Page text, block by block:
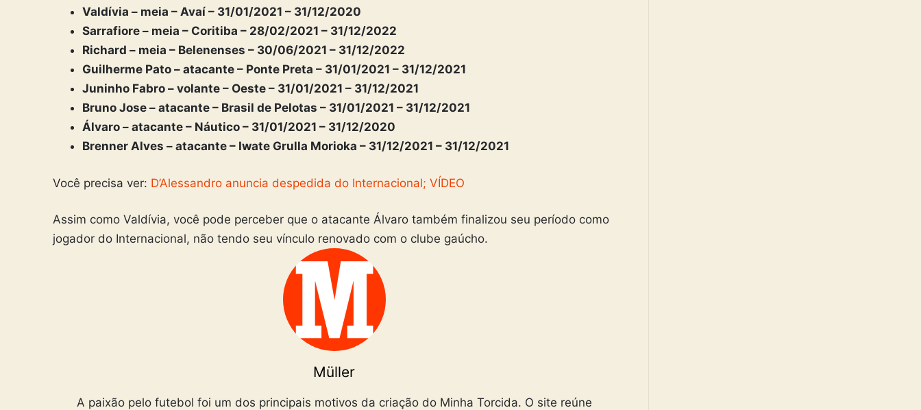
Valdívia – meia – Avaí – 31/01/2021 – 31/12/2020
Sarrafiore – meia – Coritiba – 28/02/2021 – 31/12/2022
Richard – meia – Belenenses – 30/06/2021 – 31/12/2022
Guilherme Pato – atacante – Ponte Preta – 31/01/2021 – 31/12/2021
Juninho Fabro – volante – Oeste – 31/01/2021 – 31/12/2021
Bruno Jose – atacante – Brasil de Pelotas – 31/01/2021 – 31/12/2021
Álvaro – atacante – Náutico – 31/01/2021 – 31/12/2020
Brenner Alves – atacante – Iwate Grulla Morioka – 31/12/2021 – 31/12/2021
Você precisa ver: D’Alessandro anuncia despedida do Internacional; VÍDEO
Assim como Valdívia, você pode perceber que o atacante Álvaro também finalizou seu período como
jogador do Internacional, não tendo seu vínculo renovado com o clube gaúcho.
Müller
A paixão pelo futebol foi um dos principais motivos da criação do Minha Torcida. O site reúne